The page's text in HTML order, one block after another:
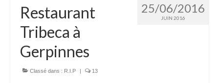
25/06/2016
JUIN 2016
Restaurant
Tribeca à
Gerpinnes
Classé dans : R.I.P | 13